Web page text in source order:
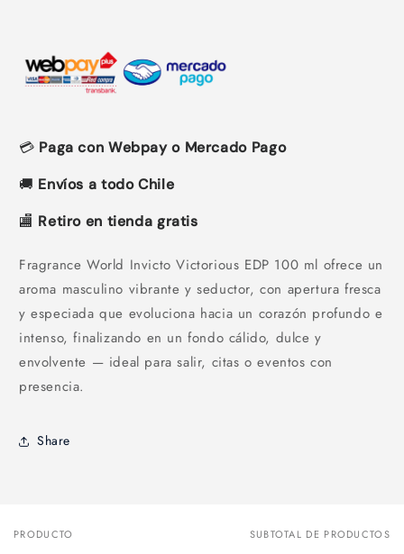
💳 Paga con Webpay o Mercado Pago
🚚 Envíos a todo Chile
🏬 Retiro en tienda gratis
Fragrance World Invicto Victorious EDP 100 ml ofrece un
aroma masculino vibrante y seductor, con apertura fresca
y especiada que evoluciona hacia un corazón profundo e
intenso, finalizando en un fondo cálido, dulce y
envolvente — ideal para salir, citas o eventos con
presencia.
Share
Tu
PRODUCTO SUBTOTAL DE PRODUCTOS